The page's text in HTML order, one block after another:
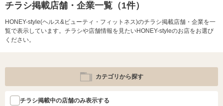
チラシ掲載店舗・企業一覧（1件）
HONEY-style(ヘルス&ビューティ・フィットネス)のチラシ掲載店舗・企業を一
覧で表示しています。チラシや店舗情報を見たいHONEY-styleのお店をお選び
ください。
カテゴリから探す
チラシ掲載中の店舗のみ表示する